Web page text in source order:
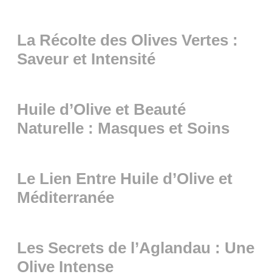
La Récolte des Olives Vertes :
Saveur et Intensité
Huile d’Olive et Beauté
Naturelle : Masques et Soins
Le Lien Entre Huile d’Olive et
Méditerranée
Les Secrets de l’Aglandau : Une
Olive Intense